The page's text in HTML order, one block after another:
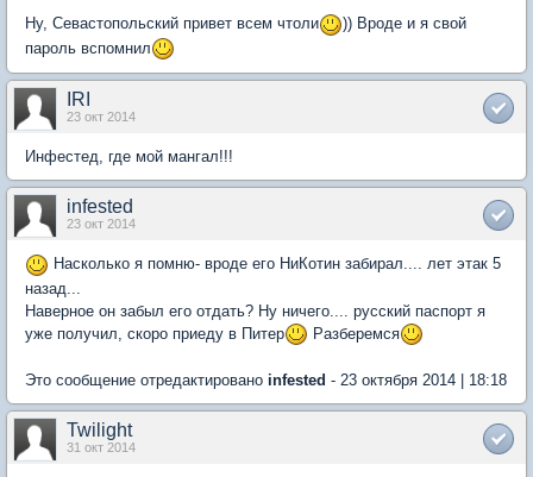
Ну, Севастопольский привет всем чтоли
)) Вроде и я свой
пароль вспомнил
IRI
23 окт 2014
Инфестед, где мой мангал!!!
infested
23 окт 2014
Насколько я помню- вроде его НиКотин забирал.... лет этак 5
назад...
Наверное он забыл его отдать? Ну ничего.... русский паспорт я
уже получил, скоро приеду в Питер
Разберемся
Это сообщение отредактировано infested - 23 октября 2014 | 18:18
Twilight
31 окт 2014